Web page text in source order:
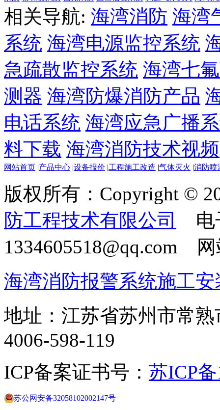
相关导航: 海湾消防 海湾
系统 海湾电源监控系统
急疏散监控系统 海湾七
测器 海湾防爆消防产品
电话系统 海湾应急广播
料下载 海湾消防技术视频
网站首页 |产品中心 |设备报价 |工程施工改造 |气体灭火 |消防喷
版权所有：Copyright ©
防工程技术有限公司
电
1334605518@qq.com
海湾消防报警系统施工
地址：江苏省苏州市常
4006-598-119
ICP备案证书号： 苏ICP
苏公网安备32058102002147号